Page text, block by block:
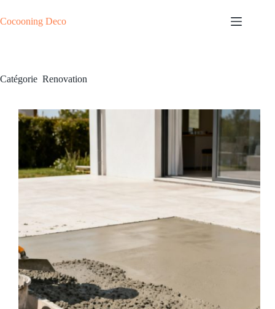
au
contenu
Cocooning Deco
Catégorie Renovation